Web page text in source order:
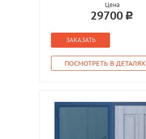
Цена
29700
ЗАКАЗАТЬ
ПОСМОТРЕТЬ В ДЕТАЛЯХ